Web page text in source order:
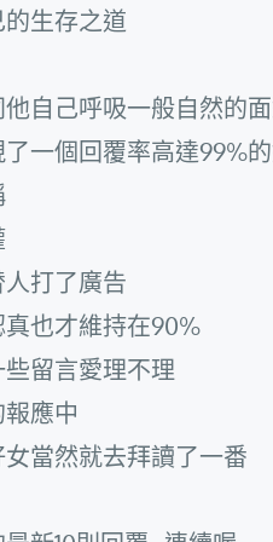
生存之道
自己呼吸一般自然的
一個回覆率高達99%
打了廣告
也才維持在90%
留言愛理不理
應中
當然就去拜讀了一番